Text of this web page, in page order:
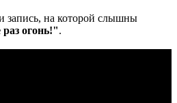
запись, на которой слышны
огонь!".